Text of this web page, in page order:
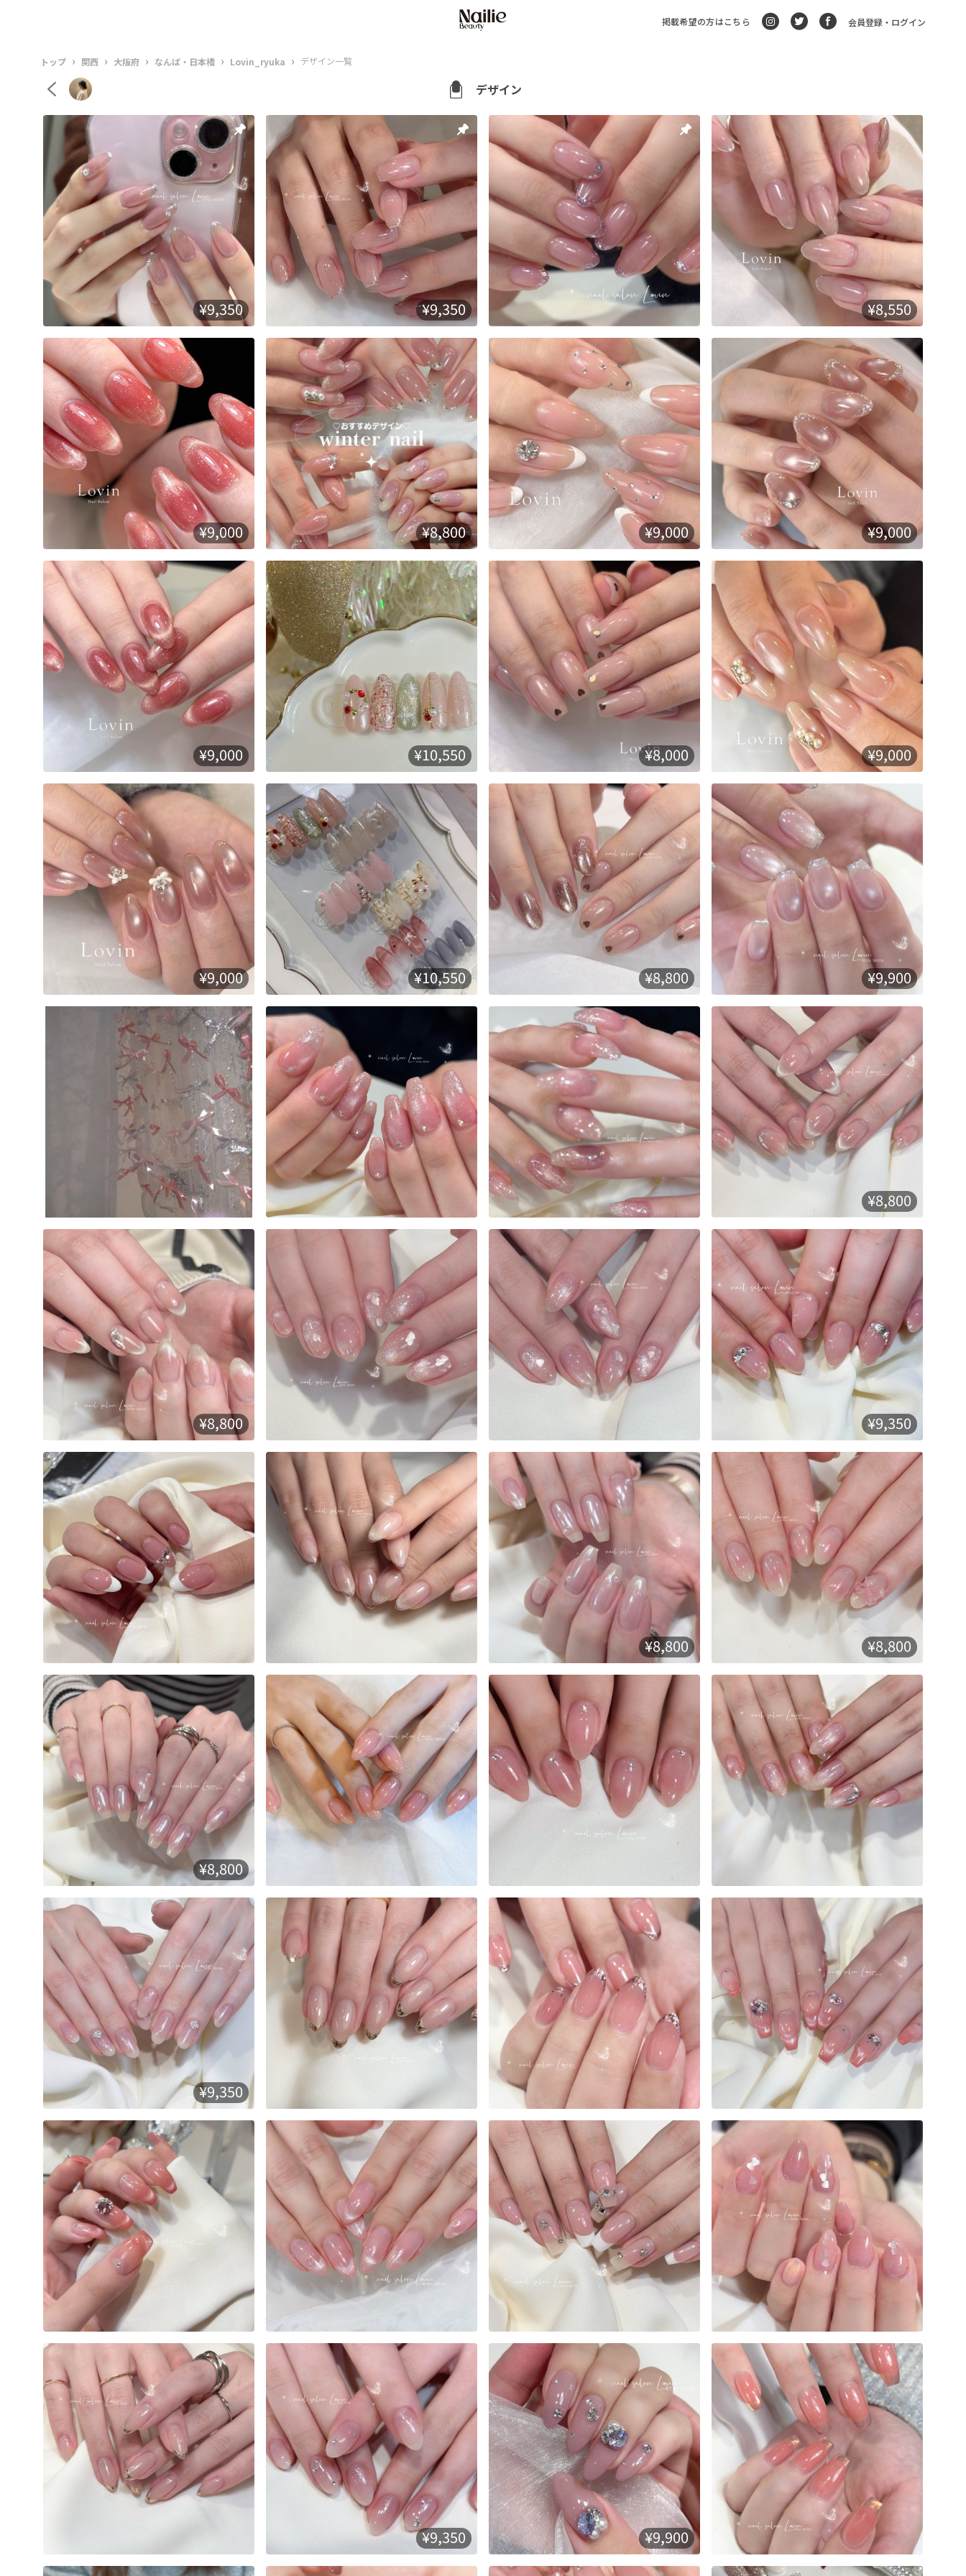
掲載希望の方はこちら 会員登録・ログイン
トップ › 関西 › 大阪府 › なんば・日本橋 › Lovin_ryuka › デザイン一覧
デザイン
¥9,350 ¥9,350 ¥8,550
¥9,000 ¥8,800 ¥9,000 ¥9,000
¥9,000 ¥10,550 ¥8,000 ¥9,000
¥9,000 ¥10,550 ¥8,800 ¥9,900
¥8,800
¥8,800 ¥9,350
¥8,800 ¥8,800
¥8,800
¥9,350
¥9,350 ¥9,900